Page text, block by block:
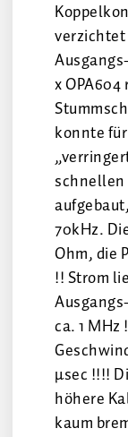
x
konnte
schnellen
70kHz.
Ohm, die
!! Strom
ca. 1
µsec !!!!
höhere
kaum